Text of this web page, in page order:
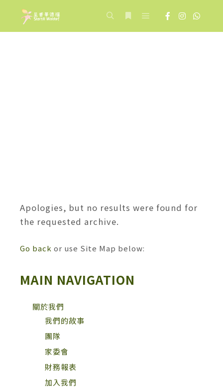
Apologies, but no results were found for
the requested archive.
Go back or use Site Map below:
MAIN NAVIGATION
關於我們
我們的故事
團隊
家委會
財務報表
加入我們